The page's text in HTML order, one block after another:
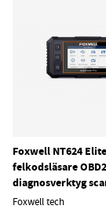
Foxwell NT624 Elite
felkodsläsare OBD2
diagnosverktyg
Foxwell tech